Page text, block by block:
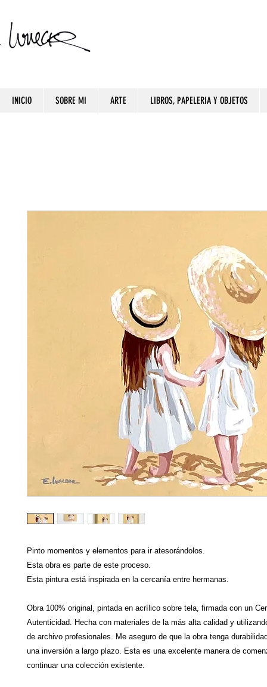
INICIO SOBRE MI ARTE LIBROS, PAPELERIA Y OBJETOS
Pinto momentos y elementos para ir atesorándolos.
Esta obra es parte de este proceso.
Esta pintura está inspirada en la cercanía entre hermanas.
Obra 100% original, pintada en acrílico sobre tela, firmada con un
Autenticidad. Hecha con materiales de la más alta calidad y
de archivo profesionales. Me aseguro de que la obra tenga
una inversión a largo plazo. Esta es una excelente manera de
continuar una colección existente.